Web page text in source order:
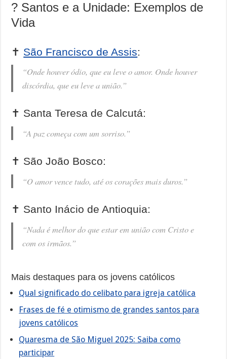
? Santos e a Unidade: Exemplos de
Vida
✝️ São Francisco de Assis:
“Onde houver ódio, que eu leve o amor. Onde houver
discórdia, que eu leve a união.”
✝️ Santa Teresa de Calcutá:
“A paz começa com um sorriso.”
✝️ São João Bosco:
“O amor vence tudo, até os corações mais duros.”
✝️ Santo Inácio de Antioquia:
“Nada é melhor do que estar em união com Cristo e
com os irmãos.”
Mais destaques para os jovens católicos
Qual significado do celibato para igreja católica
Frases de fé e otimismo de grandes santos para
jovens católicos
Quaresma de São Miguel 2025: Saiba como
participar